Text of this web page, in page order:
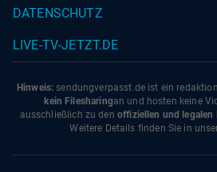
DATENSCHUTZ
LIVE-TV-JETZT.DE
Hinweis: sendungverpasst.de ist ein
kein Filesharingan und hosten keine
ausschließlich zu den offiziellen und legalen
Weitere Details finden Sie in